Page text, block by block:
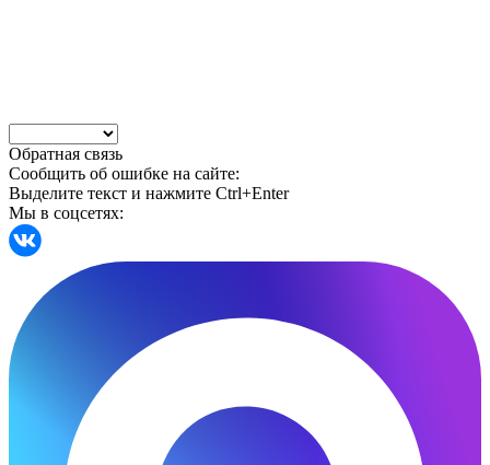
Обратная связь
Сообщить об ошибке на сайте:
Выделите текст и нажмите Ctrl+Enter
Мы в соцсетях: